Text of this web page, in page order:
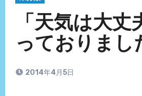
「天気は大丈
っておりまし
2014年4月5日